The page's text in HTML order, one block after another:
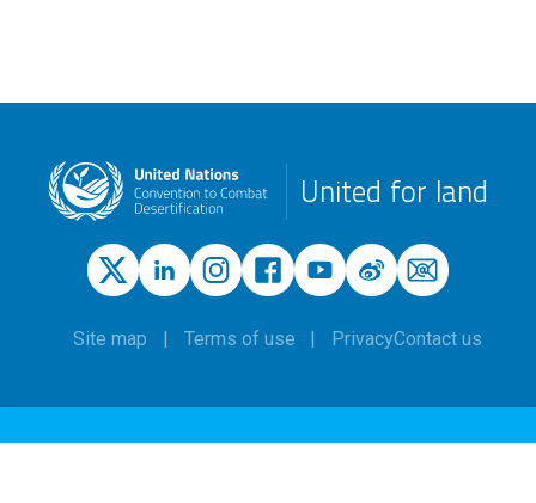
United for land
Site map Terms of use PrivacyContact us